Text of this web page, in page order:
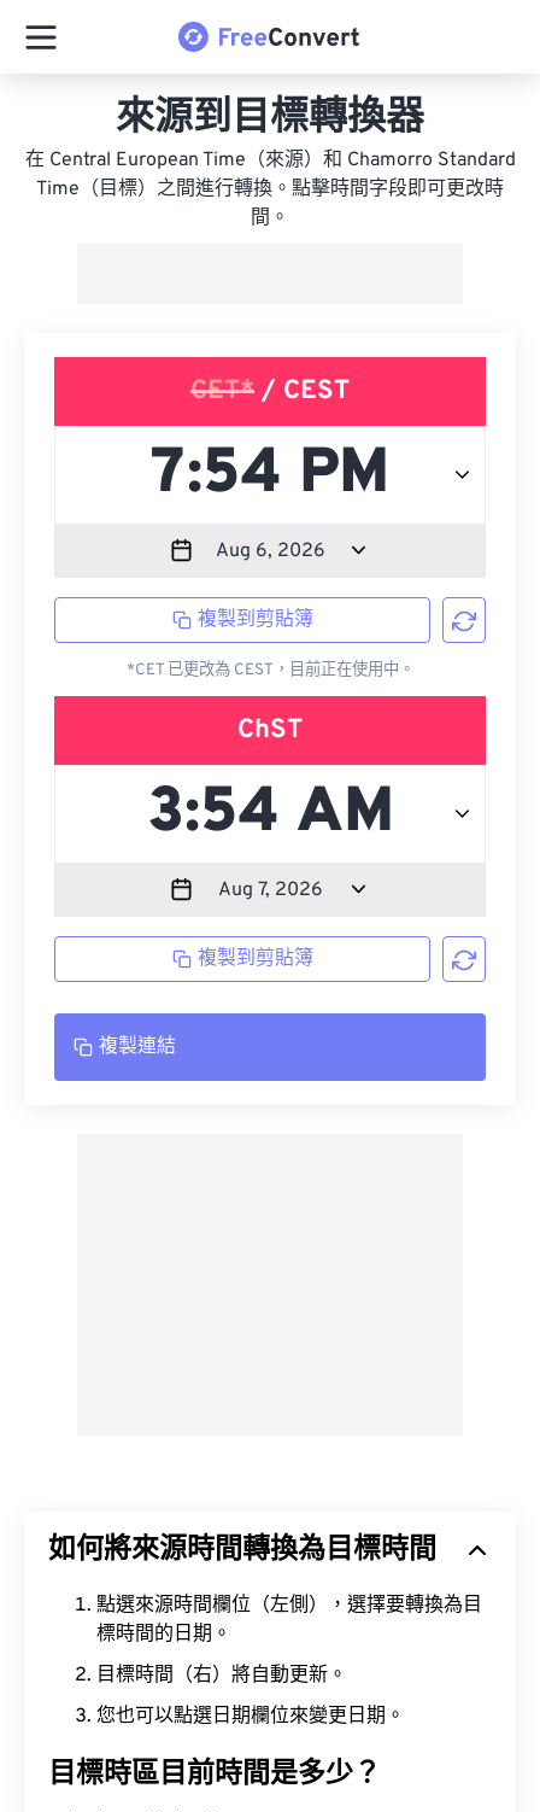
來源到目標轉換器
在 Central European Time（來源）和 Chamorro Standard
Time（目標）之間進行轉換。點擊時間字段即可更改時
間。
CET* / CEST
複製到剪貼簿
*CET 已更改為 CEST，目前正在使用中。
ChST
複製到剪貼簿
複製連結
如何將來源時間轉換為目標時間
點選來源時間欄位（左側），選擇要轉換為目
標時間的日期。
目標時間（右）將自動更新。
您也可以點選日期欄位來變更日期。
目標時區目前時間是多少？